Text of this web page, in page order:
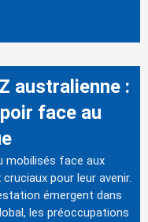
australienne :
face au
mobilisés face aux
pour leur avenir.
émergent dans
les préoccupations